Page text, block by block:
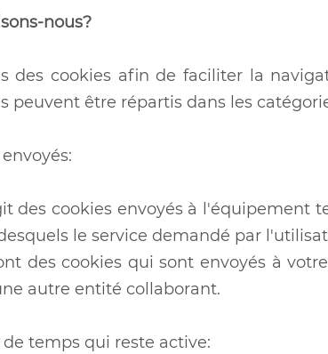
nous?
des cookies afin de faciliter la
peuvent être répartis dans les
des cookies envoyés à
le service demandé par
des cookies qui sont envoyés à
autre entité collaborant.
temps qui reste active: